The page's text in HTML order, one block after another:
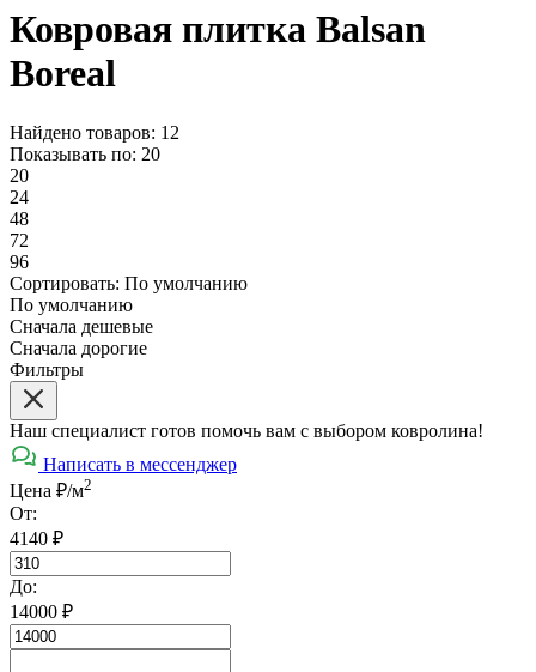
Ковровая плитка Balsan
Boreal
Найдено товаров: 12
Показывать по: 20
20
24
48
72
96
Сортировать: По умолчанию
По умолчанию
Сначала дешевые
Сначала дорогие
Фильтры
Наш специалист готов помочь вам с выбором ковролина!
Написать в мессенджер
Цена ₽/м2
От:
4140 ₽
До:
14000 ₽